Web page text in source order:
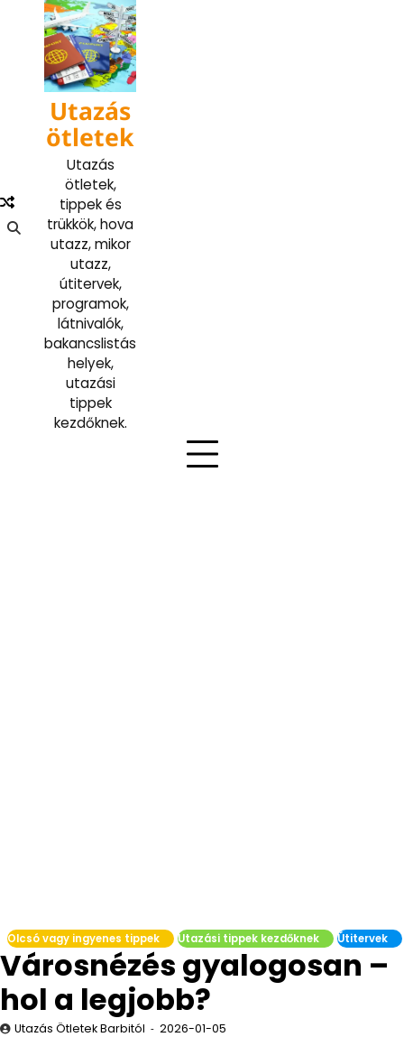
content
Utazás
ötletek
Utazás
ötletek,
tippek és
trükkök, hova
utazz, mikor
utazz,
útitervek,
programok,
látnivalók,
bakancslistás
helyek,
utazási
tippek
kezdőknek.
Olcsó vagy ingyenes tippek Utazási tippek kezdőknek Útitervek
Városnézés gyalogosan –
hol a legjobb?
Utazás Ötletek Barbitól 2026-01-05